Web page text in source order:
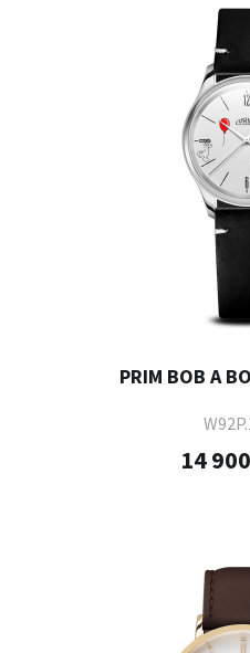
PRIM BOB A
14